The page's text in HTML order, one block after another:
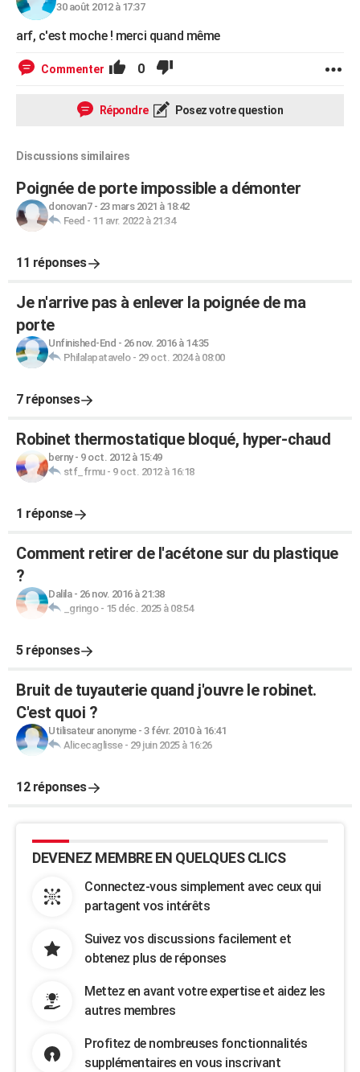
30 août 2012 à 17:37
arf, c'est moche ! merci quand même
Commenter 0
Répondre Posez votre question
Discussions similaires
Poignée de porte impossible a démonter
donovan7- 23 mars 2021 à 18:42
Feed - 11 avr. 2022 à 21:34
11 réponses
Je n'arrive pas à enlever la poignée de ma
porte
Unfinished-End - 26 nov. 2016 à 14:35
Philalapatavelo- 29 oct. 2024 à 08:00
7 réponses
Robinet thermostatique bloqué, hyper-chaud
berny- 9 oct. 2012 à 15:49
stf_frmu- 9 oct. 2012 à 16:18
1 réponse
Comment retirer de l'acétone sur du plastique
?
Dalila- 26 nov. 2016 à 21:38
_gringo- 15 déc. 2025 à 08:54
5 réponses
Bruit de tuyauterie quand j'ouvre le robinet.
C'est quoi ?
Utilisateur anonyme- 3 févr. 2010 à 16:41
Alicecaglisse- 29 juin 2025 à 16:26
12 réponses
DEVENEZ MEMBRE EN QUELQUES CLICS
Connectez-vous simplement avec ceux qui
partagent vos intérêts
Suivez vos discussions facilement et
obtenez plus de réponses
Mettez en avant votre expertise et aidez les
autres membres
Profitez de nombreuses fonctionnalités
supplémentaires en vous inscrivant